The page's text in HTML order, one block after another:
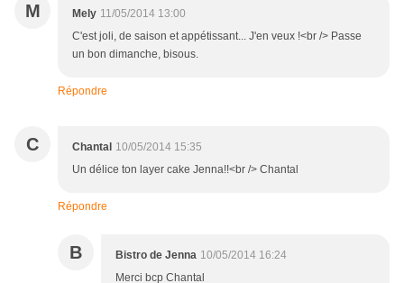
M Mely 11/05/2014 13:00
C'est joli, de saison et appétissant... J'en veux !<br /> Passe
un bon dimanche, bisous.
Répondre
C Chantal 10/05/2014 15:35
Un délice ton layer cake Jenna!!<br /> Chantal
Répondre
B Bistro de Jenna 10/05/2014 16:24
Merci bcp Chantal